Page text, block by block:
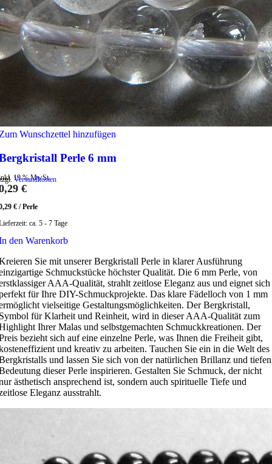
Wunschzettel hinzufügen
Perle 6 mm
19 % MwSt.
Versandkosten
€
€ /Perle
ca. 5 - 7 Tage
den Warenkorb
Sie mit unserer Bergkristall Perle in klarer Ausführung
Schmuckstücke höchster Qualität. Die 6 mm Perle, von
AAA-Qualität, strahlt zeitlose Eleganz aus und eignet sich
für Ihre DIY-Schmuckprojekte. Das klare Fädelloch von 1 mm
vielseitige Gestaltungsmöglichkeiten. Der Bergkristall,
für Klarheit und Reinheit, wird in dieser AAA-Qualität zum
Ihrer Malas und selbstgemachten Schmuckkreationen. Der
bezieht sich auf eine einzelne Perle, was Ihnen die Freiheit gibt,
und kreativ zu arbeiten. Tauchen Sie ein in die Welt des
und lassen Sie sich von der natürlichen Brillanz und tiefen
dieser Perle inspirieren. Gestalten Sie Schmuck, der nicht
ästhetisch ansprechend ist, sondern auch spirituelle Tiefe und
Eleganz ausstrahlt.